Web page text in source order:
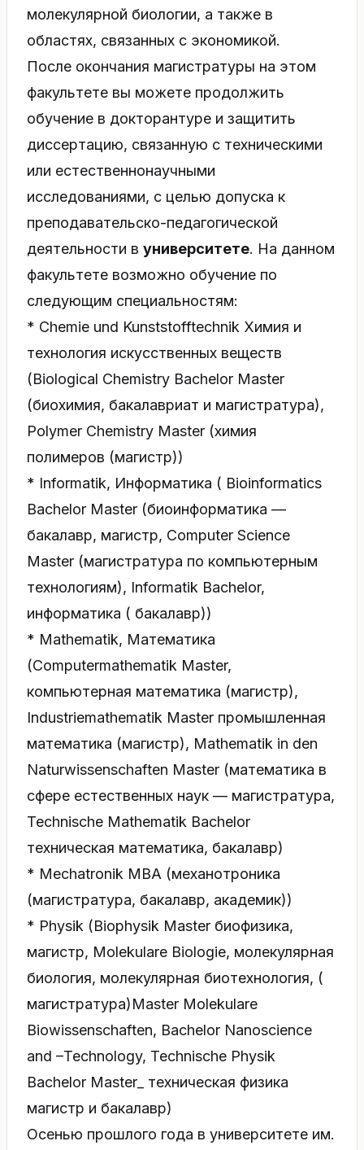
молекулярной биологии, а также в
областях, связанных с экономикой.
После окончания магистратуры на этом
факультете вы можете продолжить
обучение в докторантуре и защитить
диссертацию, связанную с техническими
или естественнонаучными
исследованиями, с целью допуска к
преподавательско-педагогической
деятельности в университете. На данном
факультете возможно обучение по
следующим специальностям:
* Chemie und Kunststofftechnik Химия и
технология искусственных веществ
(Biological Chemistry Bachelor Master
(биохимия, бакалавриат и магистратура),
Polymer Chemistry Master (химия
полимеров (магистр))
* Informatik, Информатика ( Bioinformatics
Bachelor Master (биоинформатика —
бакалавр, магистр, Computer Science
Master (магистратура по компьютерным
технологиям), Informatik Bachelor,
информатика ( бакалавр))
* Mathematik, Математика
(Computermathematik Master,
компьютерная математика (магистр),
Industriemathematik Master промышленная
математика (магистр), Mathematik in den
Naturwissenschaften Master (математика в
сфере естественных наук — магистратура,
Technische Mathematik Bachelor
техническая математика, бакалавр)
* Mechatronik MBA (механотроника
(магистратура, бакалавр, академик))
* Physik (Biophysik Master биофизика,
магистр, Molekulare Biologie, молекулярная
биология, молекулярная биотехнология, (
магистратура)Master Molekulare
Biowissenschaften, Bachelor Nanoscience
and –Technology, Technische Physik
Bachelor Master_ техническая физика
магистр и бакалавр)
Осенью прошлого года в университете им.